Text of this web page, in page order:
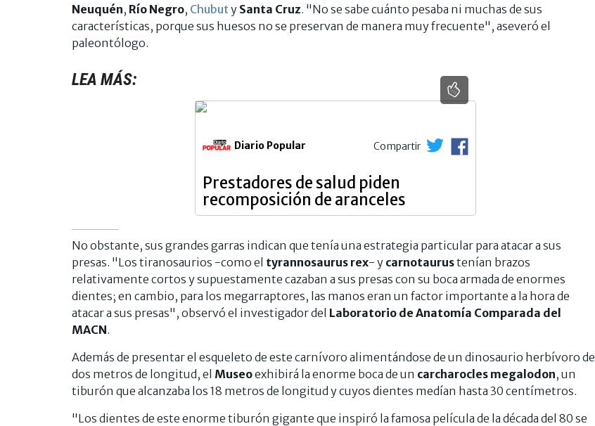
Neuquén, Río Negro, Chubut y Santa Cruz. "No se sabe cuánto pesaba ni muchas de sus
características, porque sus huesos no se preservan de manera muy frecuente", aseveró el
paleontólogo.
LEA MÁS:
Diario Popular Compartir
Prestadores de salud piden
recomposición de aranceles
No obstante, sus grandes garras indican que tenía una estrategia particular para atacar a sus
presas. "Los tiranosaurios -como el tyrannosaurus rex- y carnotaurustenían brazos
relativamente cortos y supuestamente cazaban a sus presas con su boca armada de enormes
dientes; en cambio, para los megarraptores, las manos eran un factor importante a la hora de
atacar a sus presas", observó el investigador del Laboratorio de Anatomía Comparada del
MACN.
Además de presentar el esqueleto de este carnívoro alimentándose de un dinosaurio herbívoro de
dos metros de longitud, el Museoexhibirá la enorme boca de un carcharocles megalodon, un
tiburón que alcanzaba los 18 metros de longitud y cuyos dientes medían hasta 30 centímetros.
"Los dientes de este enorme tiburón gigante que inspiró la famosa película de la década del 80 se